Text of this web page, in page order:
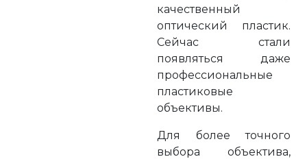
качественный
оптический пластик.
Сейчас стали
появляться даже
профессиональные
пластиковые
объективы.
Для более точного
выбора объектива,